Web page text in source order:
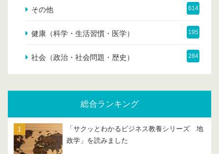
その他 614
健康（科学・生活習慣・医学） 195
社会（政治・社会問題・歴史） 284
総合ランキング
「サクッとわかるビジネス教養シリーズ 地
政学」を読みました